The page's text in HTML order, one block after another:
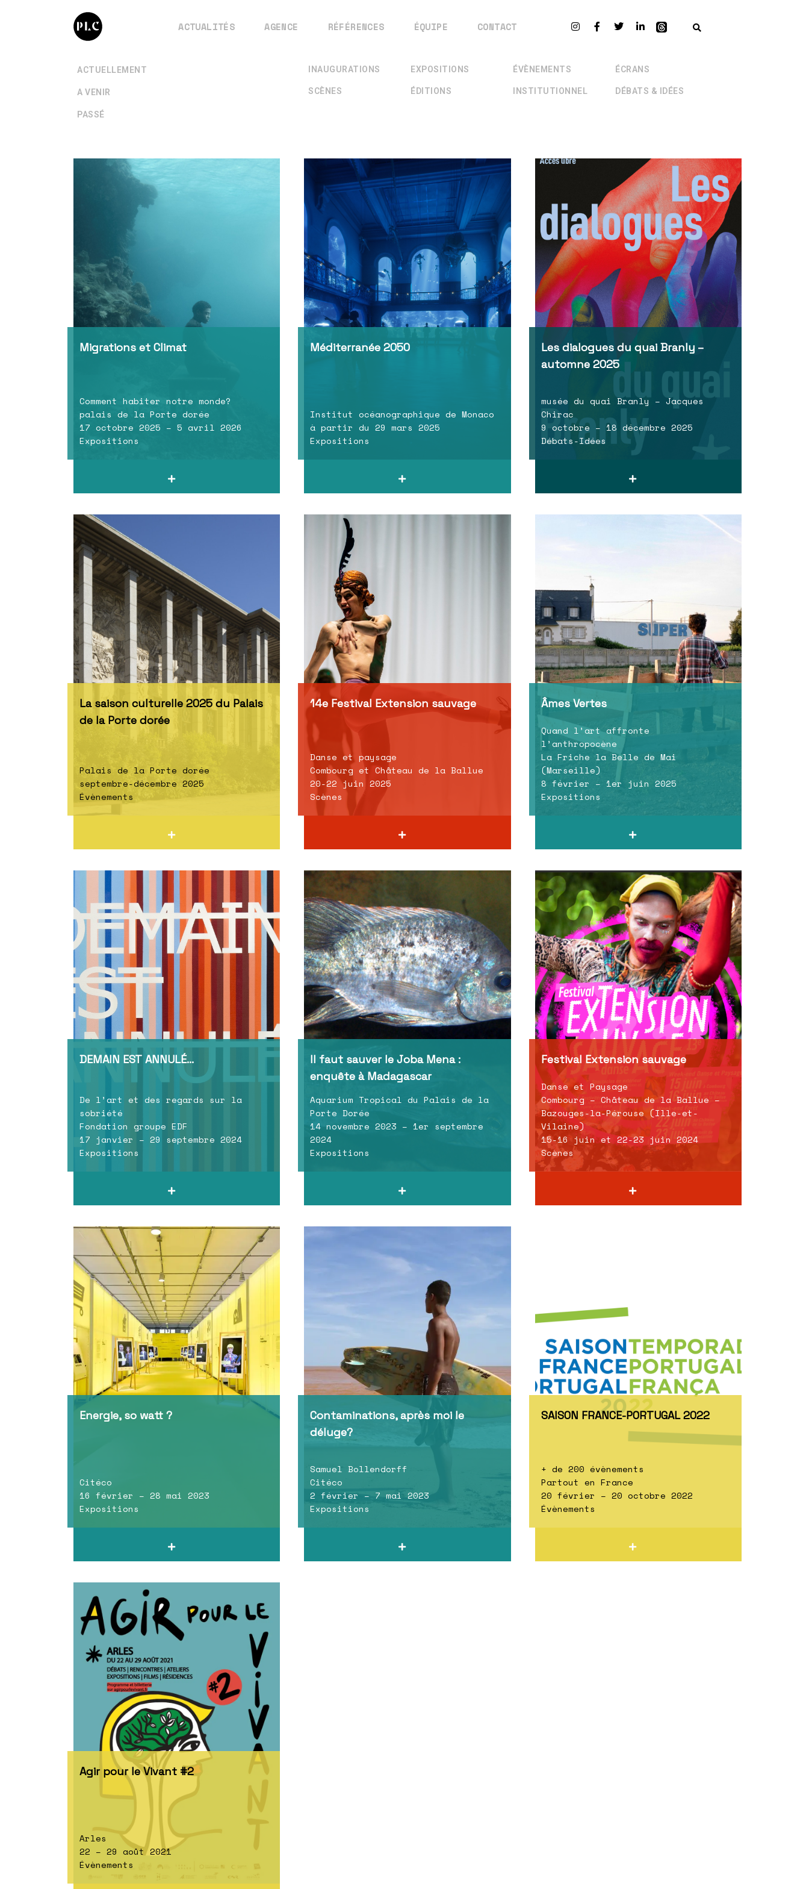
ACTUALITÉS AGENCE RÉFÉRENCES ÉQUIPE CONTACT
ACTUELLEMENT
A VENIR
PASSÉ
INAUGURATIONS EXPOSITIONS ÉVÈNEMENTS ÉCRANS
SCÈNES ÉDITIONS INSTITUTIONNEL DÉBATS & IDÉES
Migrations et Climat
Comment habiter notre monde?
palais de la Porte dorée
17 octobre 2025 – 5 avril 2026
Expositions
Méditerranée 2050
Institut océanographique de Monaco
à partir du 29 mars 2025
Expositions
Les dialogues du quai Branly –
automne 2025
musée du quai Branly – Jacques
Chirac
9 octobre – 18 décembre 2025
Débats-Idées
La saison culturelle 2025 du Palais
de la Porte dorée
Palais de la Porte dorée
septembre-décembre 2025
Évènements
14e Festival Extension sauvage
Danse et paysage
Combourg et Château de la Ballue
20-22 juin 2025
Scènes
Âmes Vertes
Quand l’art affronte
l’anthropocène
La Friche la Belle de Mai
(Marseille)
8 février – 1er juin 2025
Expositions
DEMAIN EST ANNULÉ…
De l’art et des regards sur la
sobriété
Fondation groupe EDF
17 janvier – 29 septembre 2024
Expositions
Il faut sauver le Joba Mena :
enquête à Madagascar
Aquarium Tropical du Palais de la
Porte Dorée
14 novembre 2023 – 1er septembre
2024
Expositions
Festival Extension sauvage
Danse et Paysage
Combourg – Château de la Ballue –
Bazouges-la-Pérouse (Ille-et-
Vilaine)
15-16 juin et 22-23 juin 2024
Scènes
Energie, so watt ?
Citéco
16 février – 28 mai 2023
Expositions
Contaminations, après moi le
déluge?
Samuel Bollendorff
Citéco
2 février – 7 mai 2023
Expositions
SAISON FRANCE-PORTUGAL 2022
+ de 200 évènements
Partout en France
20 février – 20 octobre 2022
Évènements
Agir pour le Vivant #2
Arles
22 – 29 août 2021
Évènements